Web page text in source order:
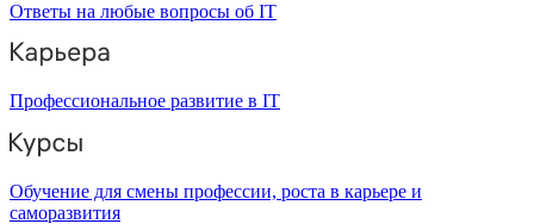
Ответы на любые вопросы об IT
Профессиональное развитие в IT
Обучение для смены профессии, роста в карьере и
саморазвития